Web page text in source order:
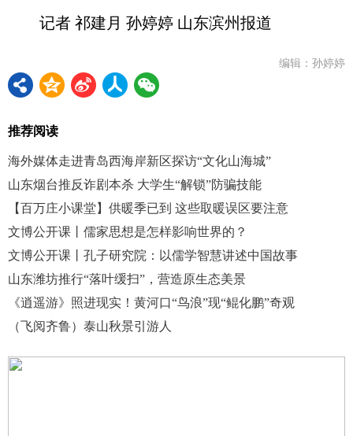
记者 祁建月 孙婷婷 山东滨州报道
编辑：孙婷婷
推荐阅读
海外媒体走进青岛西海岸新区探访“文化山海城”
山东烟台推反诈剧本杀 大学生“解锁”防骗技能
【百万庄小课堂】供暖季已到 这些取暖误区要注意
文博公开课丨儒家思想是怎样影响世界的？
文博公开课丨孔子研究院：以儒学智慧讲述中国故事
山东潍坊推行“落叶缓扫”，营造原生态美景
《逍遥游》照进现实！黄河口“鸟浪”现“鲲化鹏”奇观
（飞阅齐鲁）泰山秋景引游人